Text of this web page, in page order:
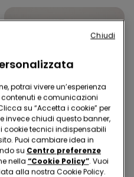
Poliestere Riciclato
-50%
potrai vivere un’esperienza
e comunicazioni
su “Accetta i cookie” per
invece chiudi questo banner,
tecnici indispensabili
Puoi cambiare idea in
su Centro preferenze
nella “Cookie Policy”. Vuoi
alla nostra Cookie Policy.
Chiudi